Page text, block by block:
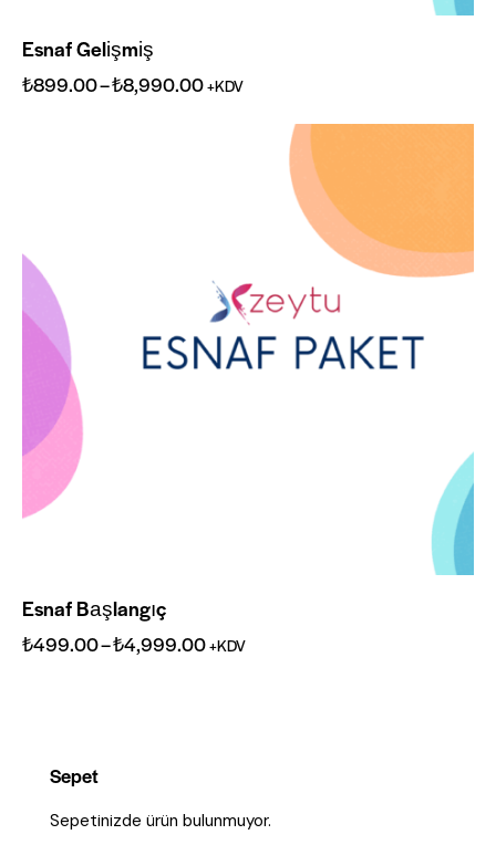
Esnaf Gelişmiş
₺899.00–₺8,990.00+KDV
Esnaf Başlangıç
₺499.00–₺4,999.00+KDV
Sepet
Sepetinizde ürün bulunmuyor.